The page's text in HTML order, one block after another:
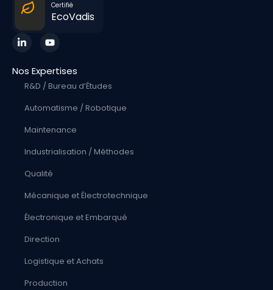
Certifié
EcoVadis
Nos Expertises
R&D / Bureau d’Études
Automatisme / Robotique
Maintenance
Industrialisation / Méthodes
Qualité
Mécanique et Électrotechnique
Électronique et Embarqué
Direction
Logistique et Achats
Production